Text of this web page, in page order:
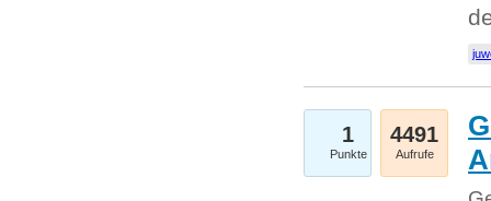
1
Punkte
4491
Aufrufe